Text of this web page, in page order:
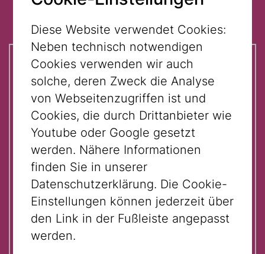
Auf einen Blick:
Times and Locations:
11:00 am: Museum Judenplatz
(Judenplatz 8, 1010 Vienna)
3:00 pm: Jewish Museum Vienna
(Dorotheergasse 11, 1010 Vienna)
Participation with guided tour
ticket € 3,- and valid admission
ticket
Diese Website verwendet Cookies:
Neben technisch notwendigen
Cookies verwenden wir auch
solche, deren Zweck die Analyse
von Webseitenzugriffen ist und
Cookies, die durch Drittanbieter wie
Youtube oder Google gesetzt
werden. Nähere Informationen
finden Sie in unserer
Datenschutzerklärung. Die Cookie-
Einstellungen können jederzeit über
den Link in der Fußleiste angepasst
werden.